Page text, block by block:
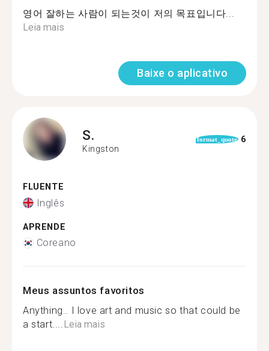
영어 잘하는 사람이 되는것이 저의 목표입니다...
Leia mais
Baixe o aplicativo
S.
Kingston
format_quote 6
FLUENTE
Inglês
APRENDE
Coreano
Meus assuntos favoritos
Anything.. I love art and music so that could be
a start....Leia mais